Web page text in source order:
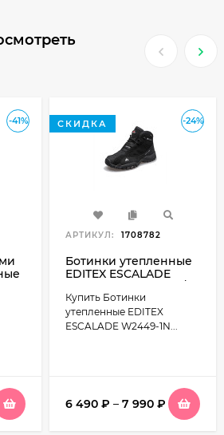
-41% -24%
СКИДКА
АРТИКУЛ: 1708782
Ботинки утепленные
EDITEX ESCALADE
Нубук натуральный
цвет Черный
Купить Ботинки
утепленные EDITEX
ESCALADE W2449-1N...
6 490 ₽ – 7 990 ₽